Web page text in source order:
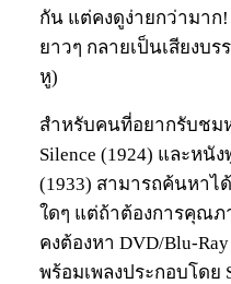
กัน แต่คงดูง่ายกว่ามาก
ยาวๆ กลายเป็นเสียงบ
หู)
สำหรับคนที่อยากรับชมห
Silence (1924) และหนัง
(1933) สามารถค้นหาไ
ใดๆ แต่ถ้าต้องการคุณภ
คงต้องหา DVD/Blu-
พร้อมเพลงประกอบโดย